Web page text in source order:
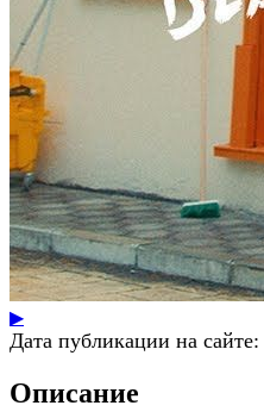
▶
Дата публикации на сайте:
Описание